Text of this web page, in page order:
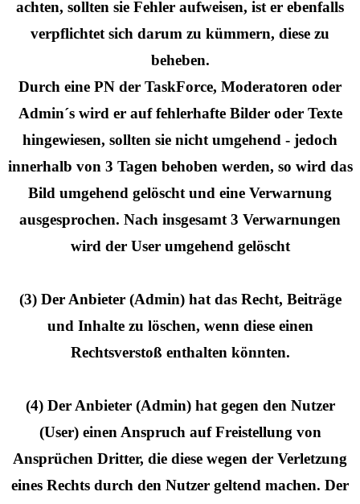
achten, sollten sie Fehler aufweisen, ist er ebenfalls
verpflichtet sich darum zu kümmern, diese zu
beheben.
Durch eine PN der TaskForce, Moderatoren oder
Admin´s wird er auf fehlerhafte Bilder oder Texte
hingewiesen, sollten sie nicht umgehend - jedoch
innerhalb von 3 Tagen behoben werden, so wird das
Bild umgehend gelöscht und eine Verwarnung
ausgesprochen. Nach insgesamt 3 Verwarnungen
wird der User umgehend gelöscht
(3) Der Anbieter (Admin) hat das Recht, Beiträge
und Inhalte zu löschen, wenn diese einen
Rechtsverstoß enthalten könnten.
(4) Der Anbieter (Admin) hat gegen den Nutzer
(User) einen Anspruch auf Freistellung von
Ansprüchen Dritter, die diese wegen der Verletzung
eines Rechts durch den Nutzer geltend machen. Der